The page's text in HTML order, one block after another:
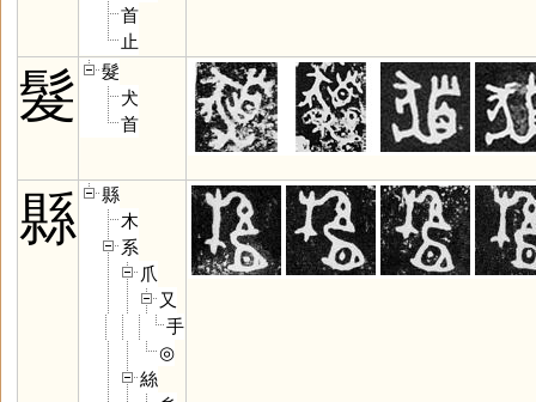
首
止
髮
髮
犬
首
縣
縣
木
系
爪
又
手
◎
絲